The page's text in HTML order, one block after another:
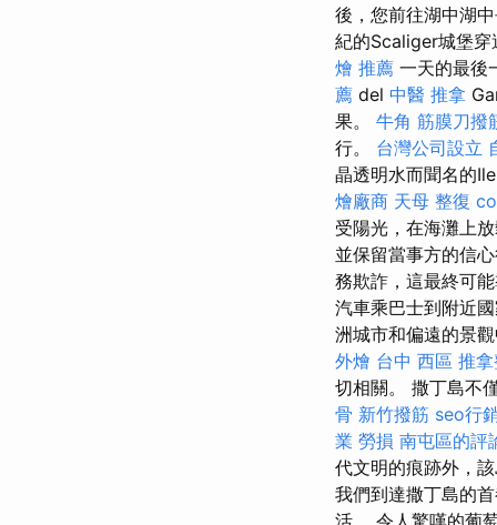
後，您前往湖中湖
紀的Scaliger城堡
燴 推薦 一天的最後
薦 del 中醫 推拿
果。 牛角 筋膜刀撥
行。 台灣公司設立
晶透明水而聞名的
燴廠商 天母 整復
受陽光，在海灘上
並保留當事方的信
務欺詐，這最終可
汽車乘巴士到附近
洲城市和偏遠的景
外燴 台中 西區 推
切相關。 撒丁島不
骨 新竹撥筋 seo行
業 勞損 南屯區的評
代文明的痕跡外，
我們到達撒丁島的
活。 令人驚嘆的葡